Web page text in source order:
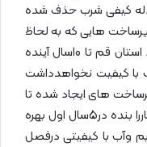
کیفی شرب حذف شده
هایی که به لحاظ
تصفیه خانه و دو خط انتقال وجود دارد استان قم تا 10سال آینده
با کیفیت نخواهدداشت
های ایجاد شده تا
سال 1450 مشکلی نخواهد داشت .این کاررا بنده در5سال اول بهره
وآب با کیفیتی درفصل